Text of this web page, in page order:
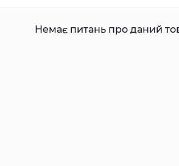
Немає питань про даний